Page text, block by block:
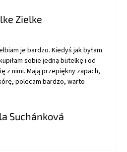
Zielke
je 5 z 5 hviezdičiek.
je bardzo. Kiedyś jak byłam
sobie jedną butelkę i od
z nimi. Mają przepiękny zapach,
polecam bardzo, warto
Suchánková
je 5 z 5 hviezdičiek.